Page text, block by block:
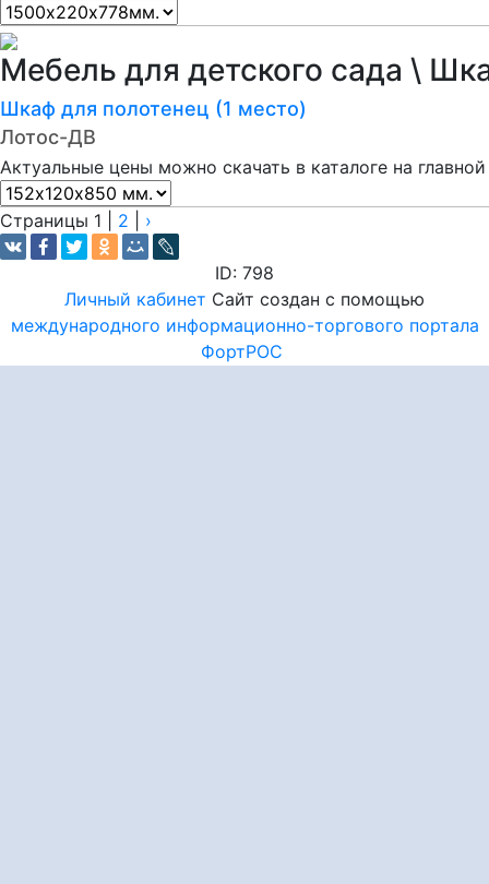
Мебель для детского сада \
Шкаф для полотенец (1 место)
Лотос-ДВ
Актуальные цены можно скачать в каталоге на
Страницы 1 2 ›
ID: 798
Личный кабинет Сайт создан с помощью
международного информационно-торгового портала
ФортРОС